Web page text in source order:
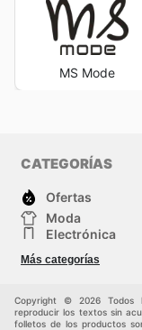
MS Mode
CATEGORÍAS
Ofertas
Moda
Electrónica
Deporte
Juguetes y
Más categorías
Copyright © 2026 Todos
reproducir los textos sin
folletos de los productos